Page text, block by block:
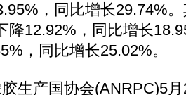
，同比增长29.74%
降12.92%，同比增长
，同比增长25.02%。
产国协会(ANRPC)5月